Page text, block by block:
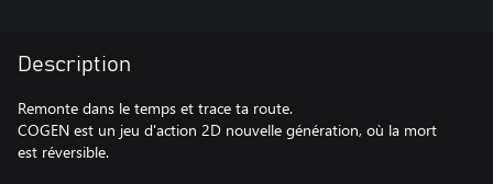
Description
Remonte dans le temps et trace ta route.
COGEN est un jeu d'action 2D nouvelle génération, où la mort
est réversible.